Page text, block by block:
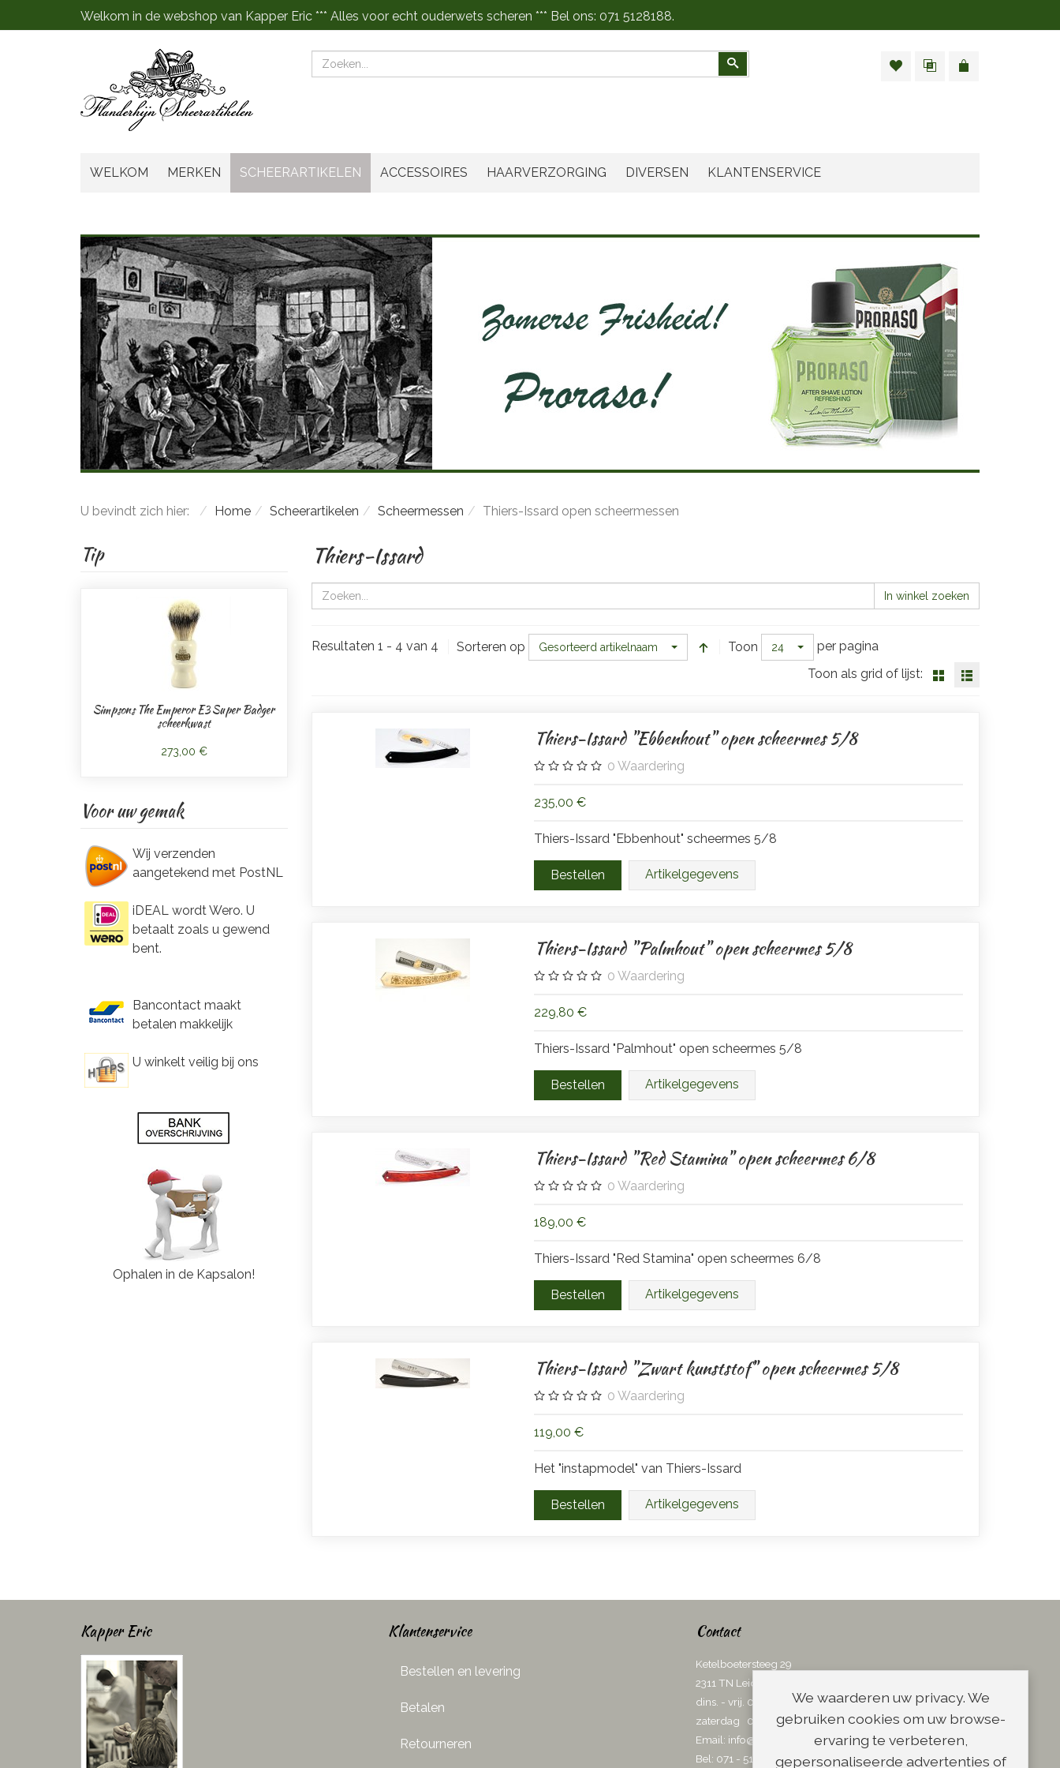
Welkom in de webshop van Kapper Eric *** Alles voor echt ouderwets scheren *** Bel ons: 071 5128188.
Zoeken
Zoeken
WELKOM MERKEN SCHEERARTIKELEN ACCESSOIRES HAARVERZORGING DIVERSEN KLANTENSERVICE
U bevindt zich hier: Home Scheerartikelen Scheermessen Thiers-Issard open scheermessen
Thiers-Issard
In winkel zoeken
Resultaten 1 - 4 van 4 Sorteren op Gesorteerd artikelnaam Toon 24
per pagina
Toon als grid of lijst:
Thiers-Issard "Ebbenhout" open scheermes 5/8
0 Waardering
235,00 €
Thiers-Issard "Ebbenhout" scheermes 5/8
Artikelgegevens
Thiers-Issard "Palmhout" open scheermes 5/8
0 Waardering
229,80 €
Thiers-Issard "Palmhout" open scheermes 5/8
Artikelgegevens
Thiers-Issard "Red Stamina" open scheermes 6/8
0 Waardering
189,00 €
Thiers-Issard "Red Stamina" open scheermes 6/8
Artikelgegevens
Thiers-Issard "Zwart kunststof" open scheermes 5/8
0 Waardering
119,00 €
Het "instapmodel" van Thiers-Issard
Artikelgegevens
Tip
Simpsons The Emperor E3 Super Badger
scheerkwast
273,00 €
Voor uw gemak
Wij verzenden
aangetekend met PostNL
iDEAL wordt Wero. U
betaalt zoals u gewend
bent.
Bancontact maakt
betalen makkelijk
U winkelt veilig bij ons
Ophalen in de Kapsalon!
Kapper Eric Klantenservice
Bestellen en levering
Betalen
Retourneren
Contact
Ketelboetersteeg 29
2311 TN Leiden
dins. - vrij. 08.00 - 17.00 uur
zaterdag 08.00 - 13.00 uur
Email: info@scheerwinkel.nl
Bel: 071 - 5128188
We waarderen uw privacy. We
gebruiken cookies om uw browse-
ervaring te verbeteren,
gepersonaliseerde advertenties of